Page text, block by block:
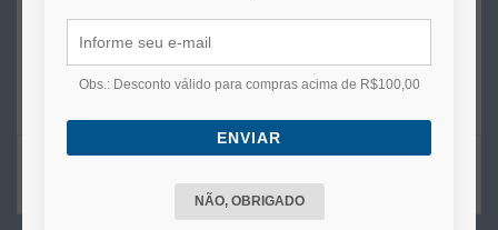
Obs.: Desconto válido para compras acima de R$100,00
ENVIAR
NÃO, OBRIGADO